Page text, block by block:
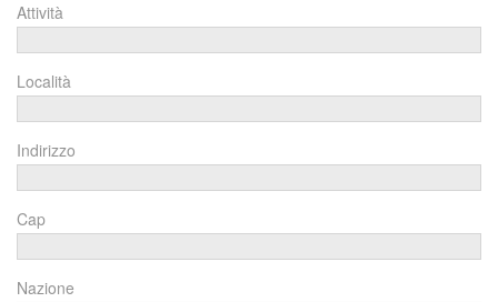
Attività
Località
Indirizzo
Cap
Nazione